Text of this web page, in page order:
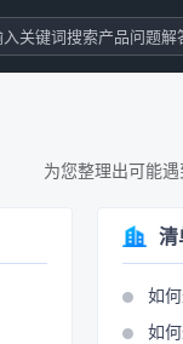
为您整理出可能
如
如